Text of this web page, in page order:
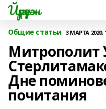
Йүрүҙән
Общие статьи 3 МАРТА 2020,
Дне
почитания